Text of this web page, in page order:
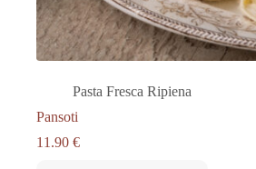
Pasta Fresca Ripiena
Pansoti
11.90 €